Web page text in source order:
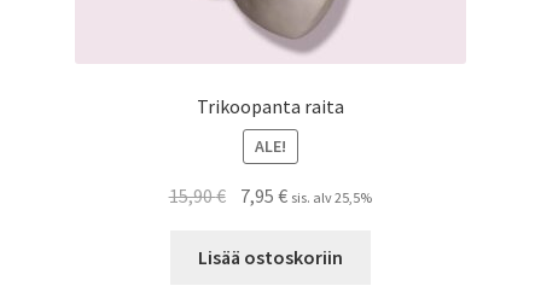
Trikoopanta raita
ALE!
15,90€ Alkuperäinen
oli:
7,95€Nykyinen
on:
sis. alv 25,5%
Lisää ostoskoriin